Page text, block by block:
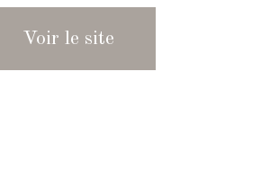
Voir le site